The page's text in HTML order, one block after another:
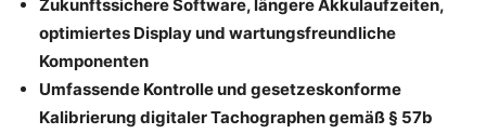
Zukunftssichere Software, längere Akkulaufzeiten,
optimiertes Display und wartungsfreundliche
Komponenten
Umfassende Kontrolle und gesetzeskonforme
Kalibrierung digitaler Tachographen gemäß § 57b